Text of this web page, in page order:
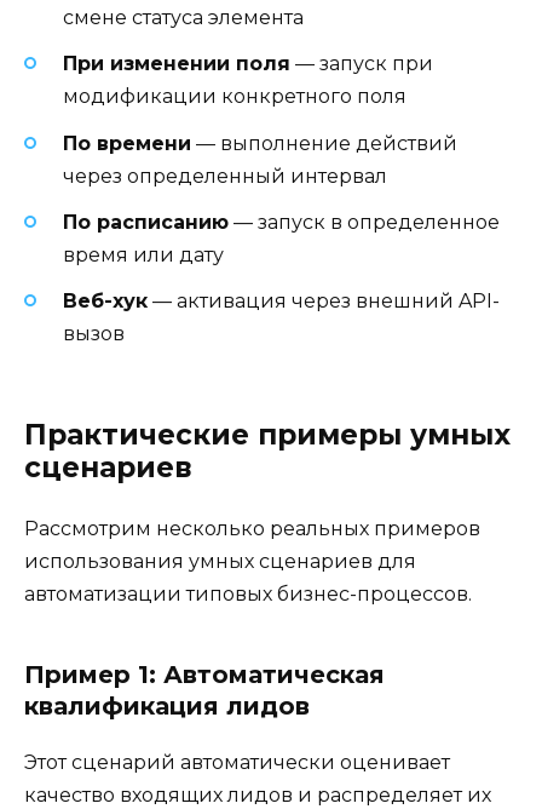
смене статуса элемента
При изменении поля — запуск при
модификации конкретного поля
По времени — выполнение действий
через определенный интервал
По расписанию — запуск в определенное
время или дату
Веб-хук — активация через внешний API-
вызов
Практические примеры умных
сценариев
Рассмотрим несколько реальных примеров
использования умных сценариев для
автоматизации типовых бизнес-процессов.
Пример 1: Автоматическая
квалификация лидов
Этот сценарий автоматически оценивает
качество входящих лидов и распределяет их